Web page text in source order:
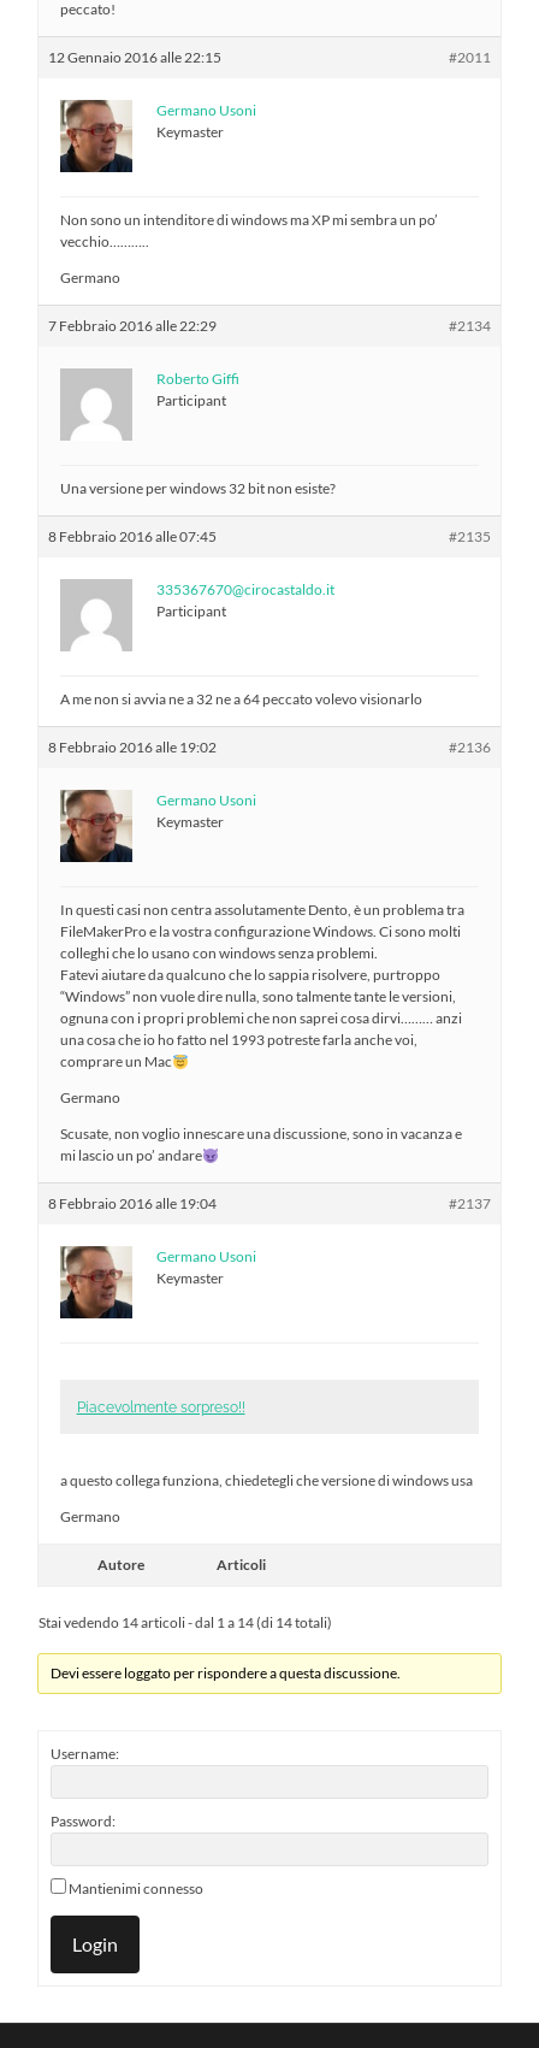
peccato!
12 Gennaio 2016 alle 22:15 #2011
Germano Usoni
Keymaster
Non sono un intenditore di windows ma XP mi sembra un po’
vecchio………..
Germano
7 Febbraio 2016 alle 22:29 #2134
Roberto Giffi
Participant
Una versione per windows 32 bit non esiste?
8 Febbraio 2016 alle 07:45 #2135
335367670@cirocastaldo.it
Participant
A me non si avvia ne a 32 ne a 64 peccato volevo visionarlo
8 Febbraio 2016 alle 19:02 #2136
Germano Usoni
Keymaster
In questi casi non centra assolutamente Dento, è un problema tra
FileMakerPro e la vostra configurazione Windows. Ci sono molti
colleghi che lo usano con windows senza problemi.
Fatevi aiutare da qualcuno che lo sappia risolvere, purtroppo
“Windows” non vuole dire nulla, sono talmente tante le versioni,
ognuna con i propri problemi che non saprei cosa dirvi……… anzi
una cosa che io ho fatto nel 1993 potreste farla anche voi,
comprare un Mac
Germano
Scusate, non voglio innescare una discussione, sono in vacanza e
mi lascio un po’ andare
8 Febbraio 2016 alle 19:04 #2137
Germano Usoni
Keymaster
Piacevolmente sorpreso!!
a questo collega funziona, chiedetegli che versione di windows usa
Germano
Autore Articoli
Stai vedendo 14 articoli - dal 1 a 14 (di 14 totali)
Devi essere loggato per rispondere a questa discussione.
Username:
Password:
Mantienimi connesso
Login